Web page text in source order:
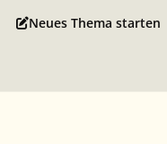
Neues Thema starten